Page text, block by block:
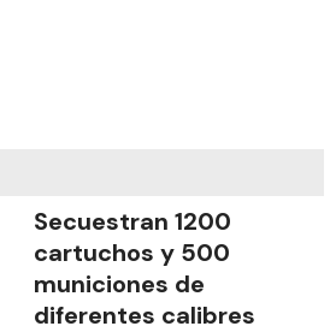
Secuestran 1200
cartuchos y 500
municiones de
diferentes calibres